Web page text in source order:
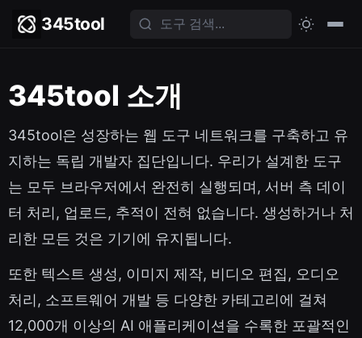
345tool
345tool 소개
345tool은 성장하는 웹 도구 네트워크를 구축하고 유
지하는 독립 개발자 집단입니다. 우리가 설계한 도구
는 모두 브라우저에서 완전히 실행되며, 서버 측 데이
터 처리, 업로드, 추적이 전혀 없습니다. 생성하거나 처
리한 모든 것은 기기에 유지됩니다.
또한 텍스트 생성, 이미지 제작, 비디오 편집, 오디오
처리, 소프트웨어 개발 등 다양한 카테고리에 걸쳐
12,000개 이상의 AI 애플리케이션을 수록한 포괄적인